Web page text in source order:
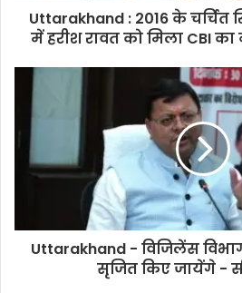
Uttarakhand : 2016 के
में हरीश रावत को मिला CBI
Uttarakhand - विजिलेंस
सृजित किए जायेंगे -